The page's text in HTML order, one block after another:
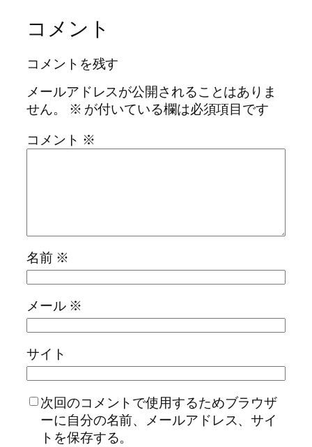
コメント
コメントを残す
メールアドレスが公開されることはありま
せん。
※ が付いている欄は必須項目です
コメント ※
名前 ※
メール ※
サイト
次回のコメントで使用するためブラウザ
ーに自分の名前、メールアドレス、サイ
トを保存する。